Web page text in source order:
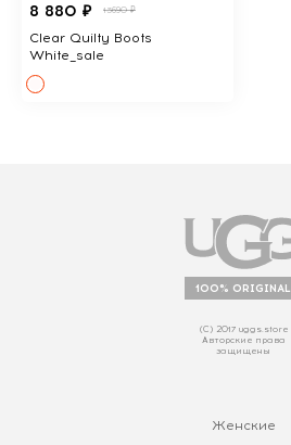
8 880 ₽ 13690 ₽
Clear Quilty Boots
White_sale
100% ORIGINAL
(С) 2017 uggs.store
Авторские права
защищены
Женские